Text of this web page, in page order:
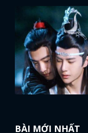
BÀI MỚI NHẤT